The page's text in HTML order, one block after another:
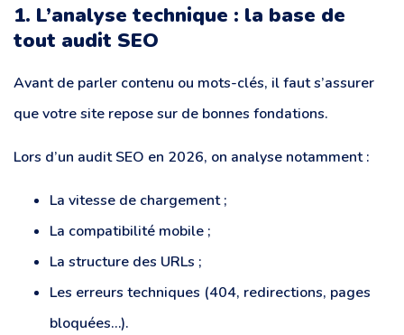
1. L’analyse technique : la base de
tout audit SEO
Avant de parler contenu ou mots-clés, il faut s’assurer
que votre site repose sur de bonnes fondations.
Lors d’un audit SEO en 2026, on analyse notamment :
La vitesse de chargement ;
La compatibilité mobile ;
La structure des URLs ;
Les erreurs techniques (404, redirections, pages
bloquées…).